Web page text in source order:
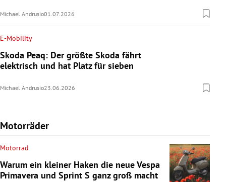
Michael Andrusio01.07.2026
E-Mobility
Skoda Peaq: Der größte Skoda fährt
elektrisch und hat Platz für sieben
Michael Andrusio23.06.2026
Motorräder
Motorrad
Warum ein kleiner Haken die neue Vespa
Primavera und Sprint S ganz groß macht